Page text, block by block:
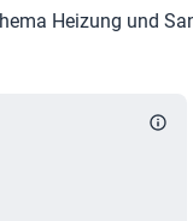
Heizung und